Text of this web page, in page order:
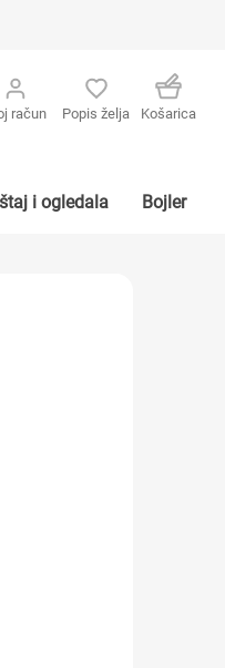
račun Popis želja Košarica
i ogledala Bojler